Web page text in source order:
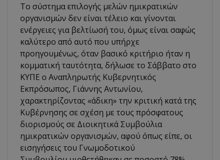
Το σύστημα επιλογής μελών ημικρατικών
οργανισμών δεν είναι τέλειο και γίνονται
ενέργειες για βελτίωσή του, όμως είναι σαφώς
καλύτερο από αυτό που υπήρχε
προηγουμένως, όταν βασικό κριτήριο ήταν η
κομματική ταυτότητα, δήλωσε το Σάββατο στο
ΚΥΠΕ ο Αναπληρωτής Κυβερνητικός
Εκπρόσωπος, Γιάννης Αντωνίου,
χαρακτηρίζοντας «άδικη» την κριτική κατά της
Κυβέρνησης σε σχέση με τους πρόσφατους
διορισμούς σε Διοικητικά Συμβούλια
ημικρατικών οργανισμών, αφού όπως είπε, οι
εισηγήσεις του Γνωμοδοτικού